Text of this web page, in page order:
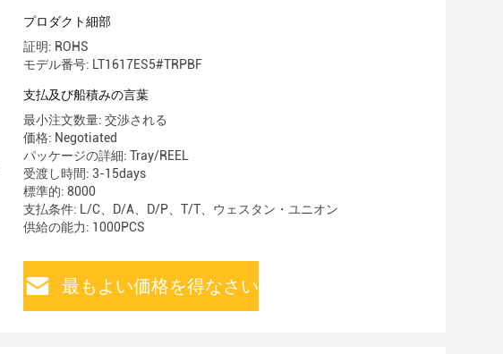
プロダクト細部
証明: ROHS
モデル番号: LT1617ES5#TRPBF
支払及び船積みの言葉
最小注文数量: 交渉される
価格: Negotiated
パッケージの詳細: Tray/REEL
受渡し時間: 3-15days
標準的: 8000
支払条件: L/C、D/A、D/P、T/T、ウェスタン・ユニオン
供給の能力: 1000PCS
最もよい価格を得なさい